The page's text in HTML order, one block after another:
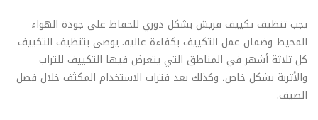
يجب تنظيف تكييف فريش بشكل دوري للحفاظ على جودة الهواء
المحيط وضمان عمل التكييف بكفاءة عالية. يوصى بتنظيف التكييف
كل ثلاثة أشهر في المناطق التي يتعرض فيها التكييف للتراب
والأتربة بشكل خاص، وكذلك بعد فترات الاستخدام المكثف خلال فصل
الصيف.